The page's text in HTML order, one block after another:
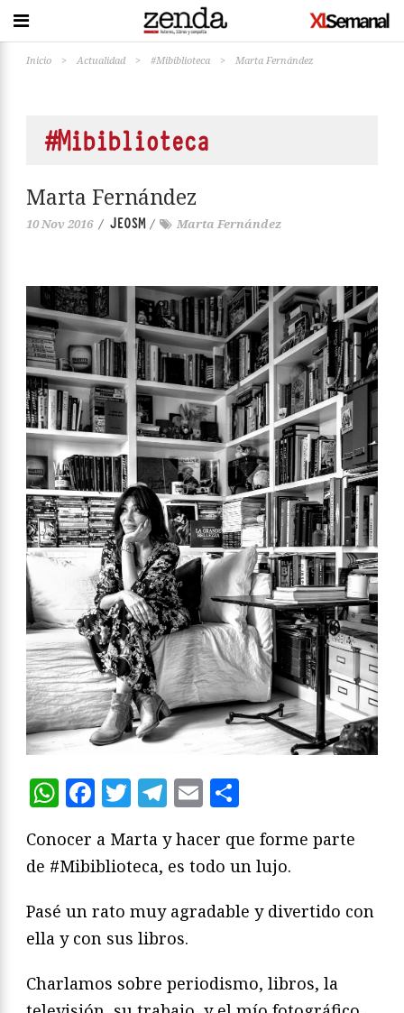
Inicio > Actualidad > #Mibiblioteca > Marta Fernández
#Mibiblioteca
Marta Fernández
10 Nov 2016 / JEOSM/ Marta Fernández
WhatsApp
Facebook
Twitter
Telegram
Email
Conocer a Marta y hacer que forme parte
de #Mibiblioteca, es todo un lujo.
Pasé un rato muy agradable y divertido con
ella y con sus libros.
Charlamos sobre periodismo, libros, la